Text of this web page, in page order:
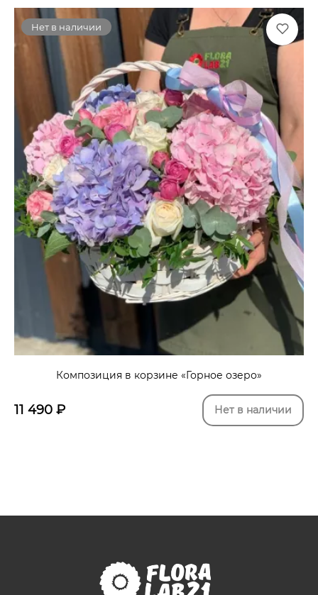
Нет в наличии
Композиция в корзине «Горное озеро»
11 490 ₽ Нет в наличии